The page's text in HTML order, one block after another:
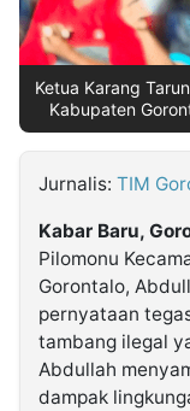
Kabarbaru
Kabarbaru.co
2026
Ketua Karang
Kabupaten
Jurnalis: TIM
Kabar Baru,
Pilomonu
Gorontalo,
pernyataan
tambang ilegal
Abdullah
dampak